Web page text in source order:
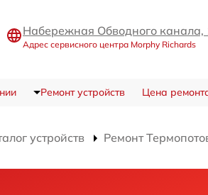
Набережная Обводного канала,
Адрес сервисного центра Morphy Richards
Ремонт устройств Цена
устройств Ремонт